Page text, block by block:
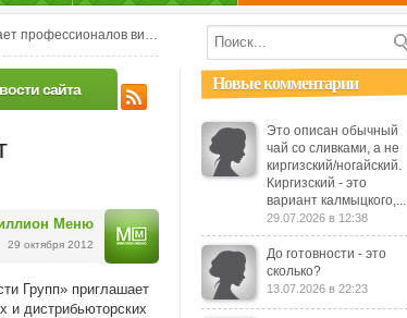
виноделия
сайта
Меню
29 октября 2012
Групп» приглашает
и дистрибьюторских
Новые комментарии
Это описан обычный
чай со сливками, а не
киргизский/ногайский.
Киргизский - это
вариант калмыцкого,...
29.07.2026 в 12:38
До готовности - это
сколько?
13.07.2026 в 22:23